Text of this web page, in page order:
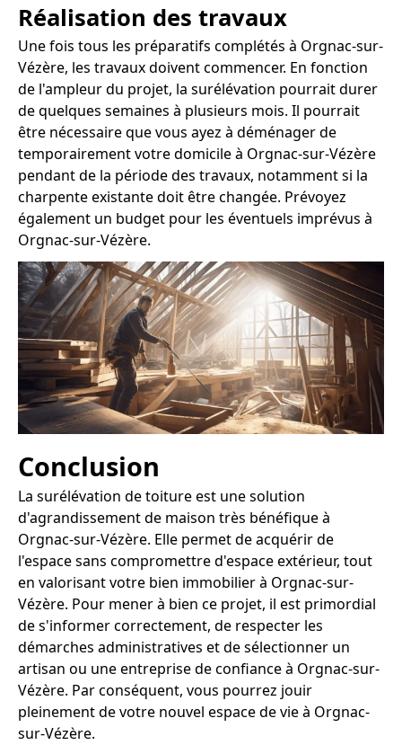
Réalisation des travaux
Une fois tous les préparatifs complétés à Orgnac-sur-
Vézère, les travaux doivent commencer. En fonction
de l'ampleur du projet, la surélévation pourrait durer
de quelques semaines à plusieurs mois. Il pourrait
être nécessaire que vous ayez à déménager de
temporairement votre domicile à Orgnac-sur-Vézère
pendant de la période des travaux, notamment si la
charpente existante doit être changée. Prévoyez
également un budget pour les éventuels imprévus à
Orgnac-sur-Vézère.
Conclusion
La surélévation de toiture est une solution
d'agrandissement de maison très bénéfique à
Orgnac-sur-Vézère. Elle permet de acquérir de
l'espace sans compromettre d'espace extérieur, tout
en valorisant votre bien immobilier à Orgnac-sur-
Vézère. Pour mener à bien ce projet, il est primordial
de s'informer correctement, de respecter les
démarches administratives et de sélectionner un
artisan ou une entreprise de confiance à Orgnac-sur-
Vézère. Par conséquent, vous pourrez jouir
pleinement de votre nouvel espace de vie à Orgnac-
sur-Vézère.